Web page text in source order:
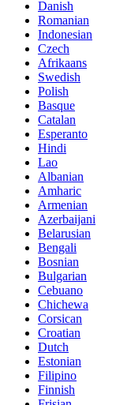
Danish
Romanian
Indonesian
Czech
Afrikaans
Swedish
Polish
Basque
Catalan
Esperanto
Hindi
Lao
Albanian
Amharic
Armenian
Azerbaijani
Belarusian
Bengali
Bosnian
Bulgarian
Cebuano
Chichewa
Corsican
Croatian
Dutch
Estonian
Filipino
Finnish